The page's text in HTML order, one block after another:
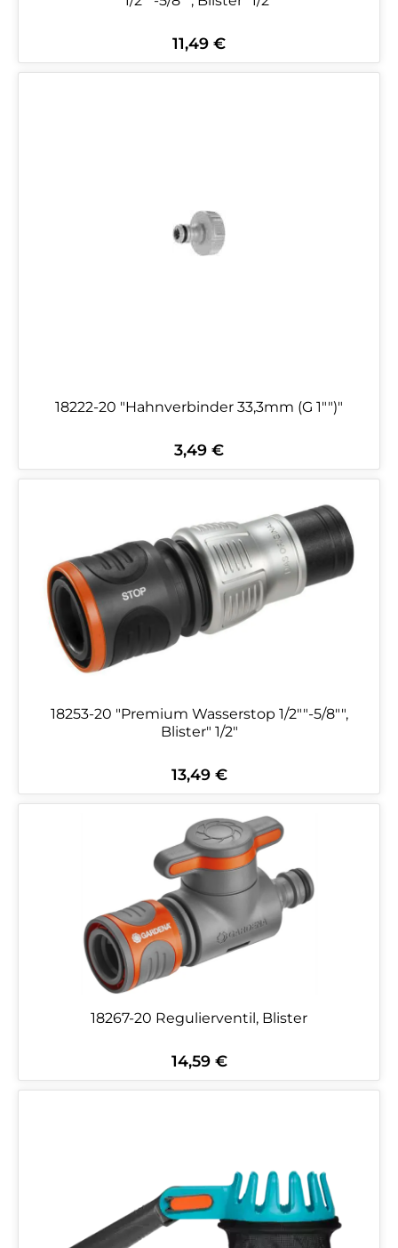
Regulärer Preis:
11,49 €
18222-20 "Hahnverbinder 33,3mm (G 1"")"
Regulärer Preis:
3,49 €
18253-20 "Premium Wasserstop 1/2""-5/8"",
Blister" 1/2"
Regulärer Preis:
13,49 €
18267-20 Regulierventil, Blister
Regulärer Preis:
14,59 €